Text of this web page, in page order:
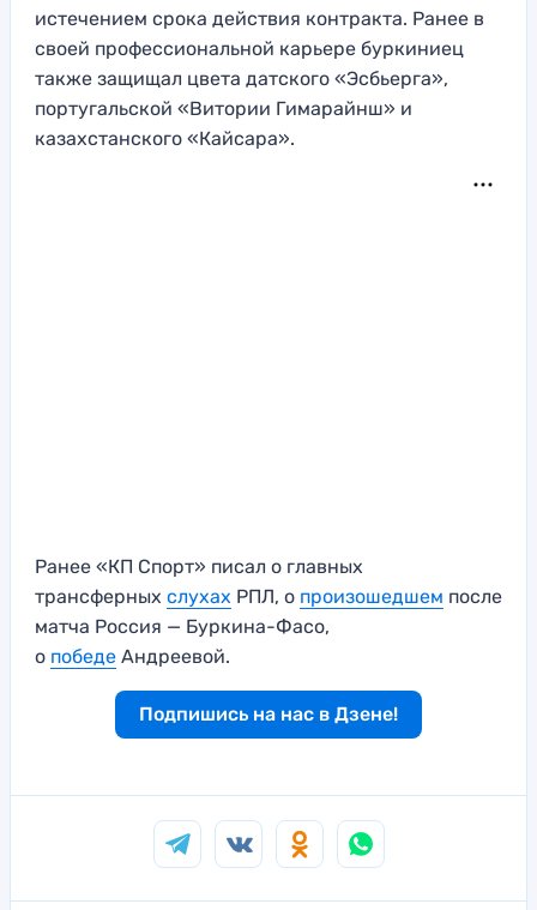
истечением срока действия контракта. Ранее в
своей профессиональной карьере буркиниец
также защищал цвета датского «Эсбьерга»,
португальской «Витории Гимарайнш» и
казахстанского «Кайсара».
Ранее «КП Спорт» писал о главных
трансферных слухах РПЛ, о произошедшем после
матча Россия — Буркина-Фасо,
о победе Андреевой.
Подпишись на нас в Дзене!